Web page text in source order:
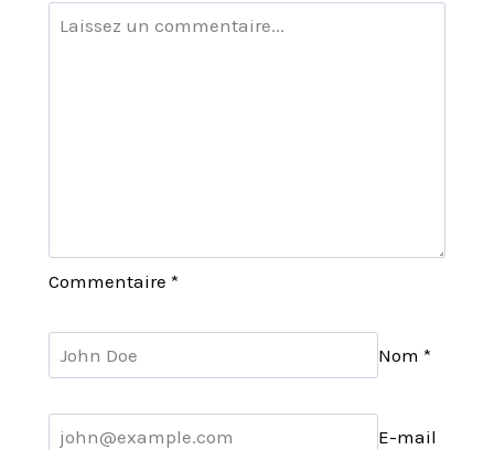
Commentaire *
Nom *
E-mail